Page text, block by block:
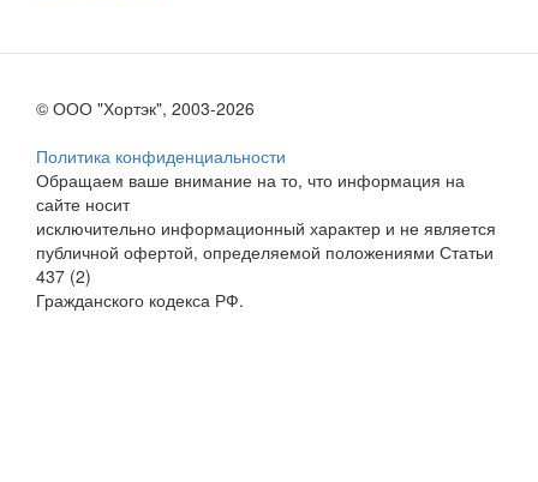
© ООО "Хортэк", 2003-2026
Политика конфиденциальности
Обращаем ваше внимание на то, что информация на
сайте носит
исключительно информационный характер и не является
публичной офертой, определяемой положениями Статьи
437 (2)
Гражданского кодекса РФ.